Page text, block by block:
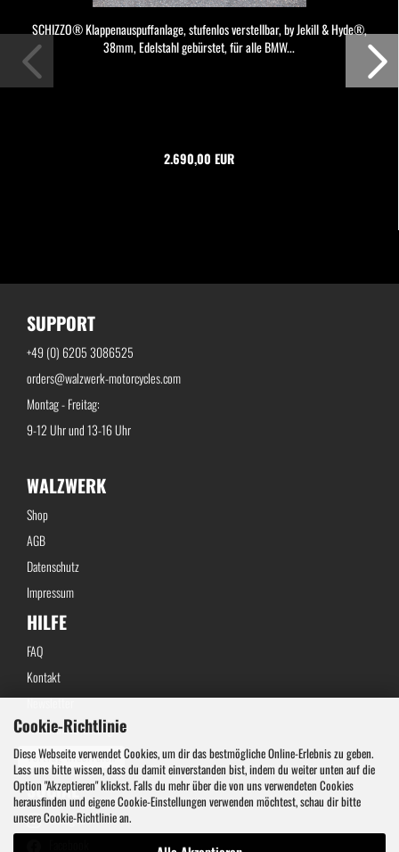
Cookie-Richtlinie
Diese Webseite verwendet Cookies, um dir das bestmögliche Online-Erlebnis zu geben.
Lass uns bitte wissen, dass du damit einverstanden bist, indem du weiter unten auf die
Option "Akzeptieren" klickst. Falls du mehr über die von uns verwendeten Cookies
herausfinden und eigene Cookie-Einstellungen verwenden möchtest, schau dir bitte
unsere Cookie-Richtlinie an.
SCHIZZO® Klappenauspuffanlage, stufenlos verstellbar, by Jekill & Hyde®,
38mm, Edelstahl gebürstet, für alle BMW...
2.690,00 EUR
SUPPORT
+49 (0) 6205 3086525
orders@walzwerk-motorcycles.com
Montag - Freitag:
9-12 Uhr und 13-16 Uhr
WALZWERK
Shop
AGB
Datenschutz
Impressum
HILFE
FAQ
Kontakt
Newsletter
Widerrufsbelehrung
Vertrag widerrufen
SOCIAL
Instagram